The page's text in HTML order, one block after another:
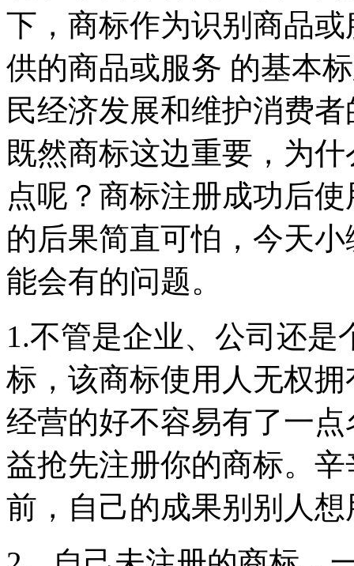
下，商标作为识别商品
供的商品或服务 的基本
民经济发展和维护消费
既然商标这边重要，为
点呢？商标注册成功后
的后果简直可怕，今天
能会有的问题。
1.不管是企业、公司还
标，该商标使用人无权
经营的好不容易有了一
益抢先注册你的商标。
前，自己的成果别别人